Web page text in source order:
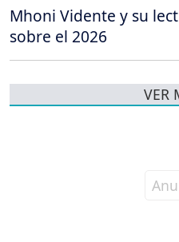
Mhoni Vidente y su
sobre el 2026
VER